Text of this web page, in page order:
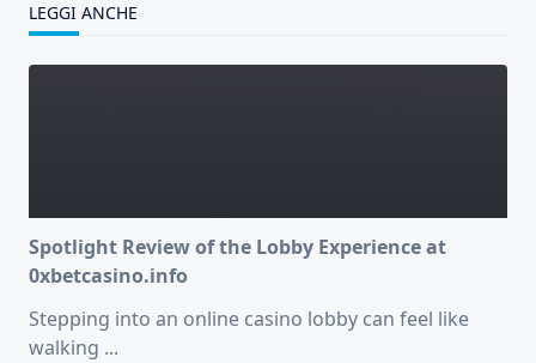
LEGGI ANCHE
Spotlight Review of the Lobby Experience at
0xbetcasino.info
Stepping into an online casino lobby can feel like
walking ...